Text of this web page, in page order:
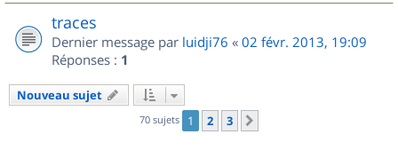
traces
Dernier message par luidji76 « 02 févr. 2013, 19:09
Réponses : 1
Nouveau sujet
70 sujets 1 2 3